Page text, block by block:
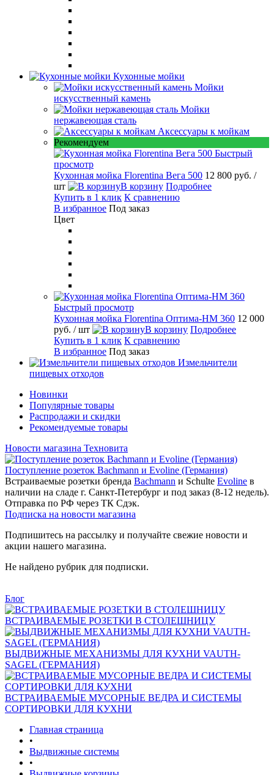
Кухонные мойки
Мойки
искусственный камень
Мойки
нержавеющая сталь
Аксессуары к мойкам
Рекомендуем
Быстрый
просмотр
Кухонная мойка Florentina Вега 500 12 800 руб. /
шт
В корзину Подробнее
Купить в 1 клик К сравнению
В избранное Под заказ
Цвет
Быстрый просмотр
Кухонная мойка Florentina Оптима-HM 360 12 000
руб. / шт В корзину Подробнее
Купить в 1 клик К сравнению
В избранное Под заказ
Измельчители
пищевых отходов
Новинки
Популярные товары
Распродажи и скидки
Рекомендуемые товары
Новости магазина Техновита
Поступление розеток Bachmann и Evoline (Германия)
Встраиваемые розетки бренда Bachmann и Schulte Evoline в
наличии на сладе г. Санкт-Петербург и под заказ (8-12 недель).
Отправка по РФ через ТК Сдэк.
Подписка на новости магазина
Подпишитесь на рассылку и получайте свежие новости и
акции нашего магазина.
Не найдено рубрик для подписки.
Блог
ВСТРАИВАЕМЫЕ РОЗЕТКИ В СТОЛЕШНИЦУ
ВЫДВИЖНЫЕ МЕХАНИЗМЫ ДЛЯ КУХНИ VAUTH-
SAGEL (ГЕРМАНИЯ)
ВСТРАИВАЕМЫЕ МУСОРНЫЕ ВЕДРА И СИСТЕМЫ
СОРТИРОВКИ ДЛЯ КУХНИ
Главная страница
•
Выдвижные системы
•